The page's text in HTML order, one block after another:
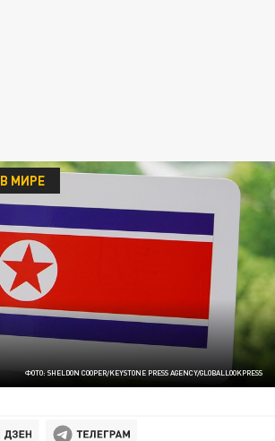
ФОТО: SHELDON COOPER/KEYSTONE PRESS AGENCY/GLOBALLOOKPRESS
В МИРЕ